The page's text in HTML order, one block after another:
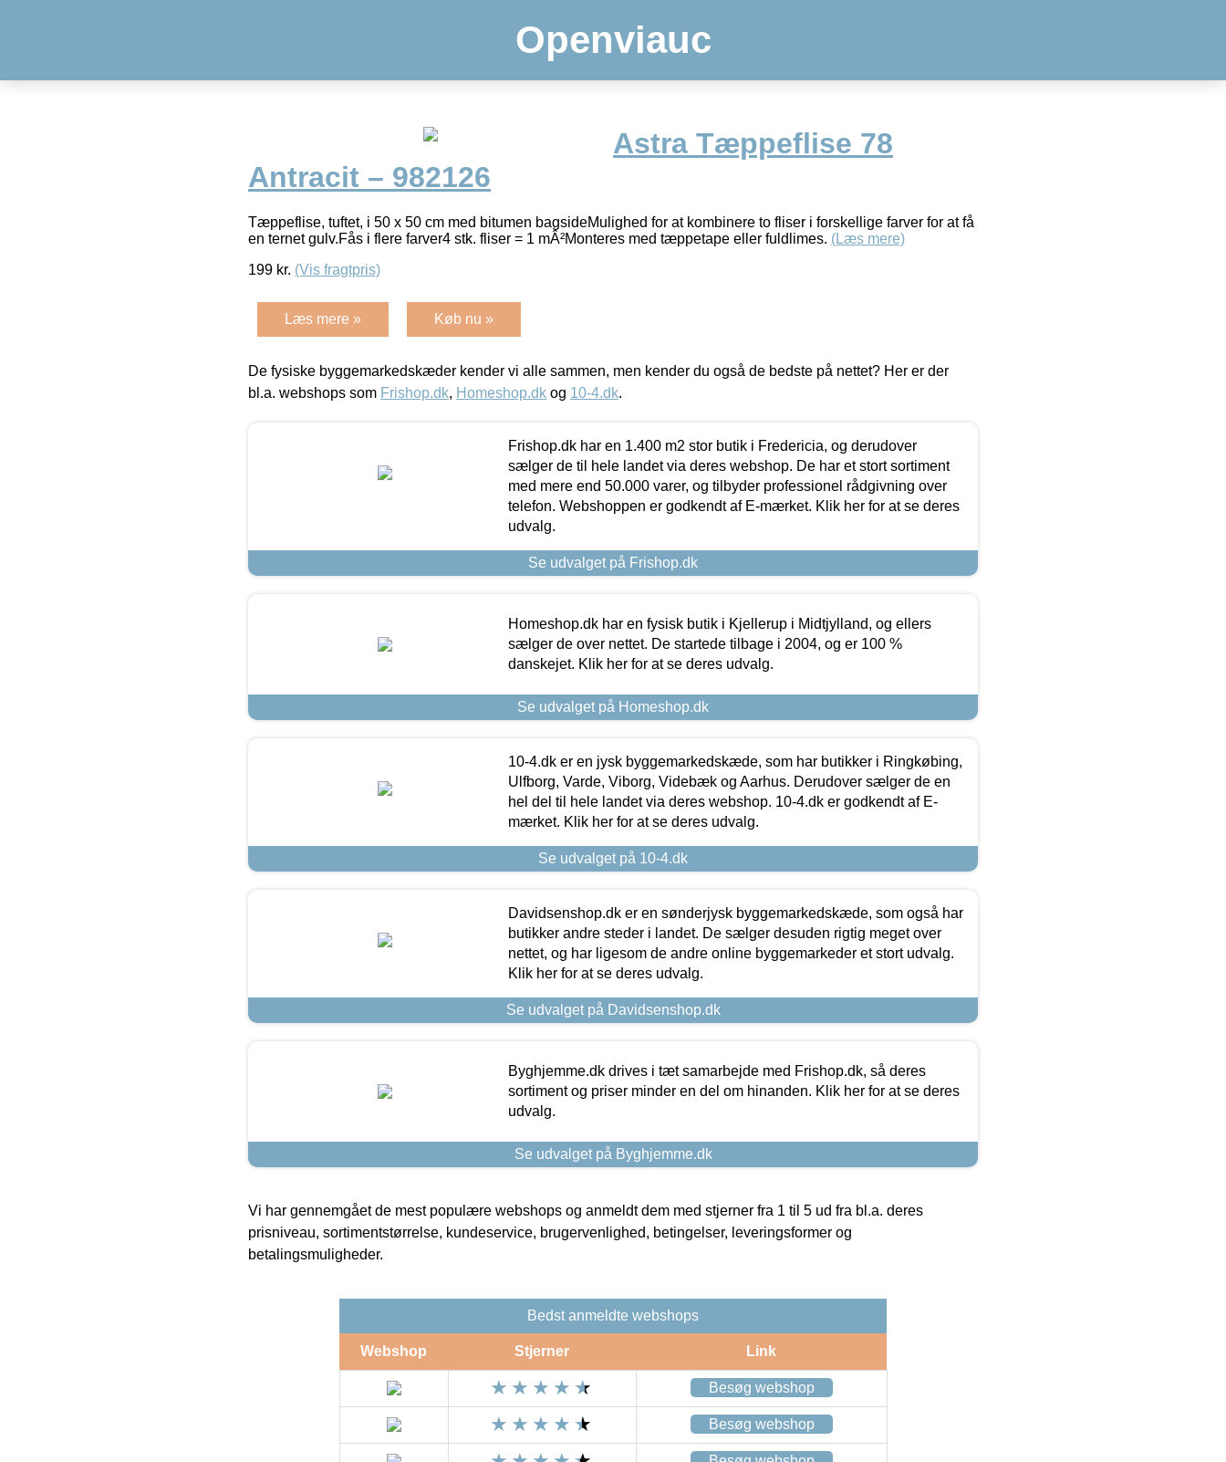
Openviauc
Astra Tæppeflise 78
Antracit – 982126
Tæppeflise, tuftet, i 50 x 50 cm med bitumen bagsideMulighed for at kombinere to fliser i forskellige farver for at få
en ternet gulv.Fås i flere farver4 stk. fliser = 1 mÂ²Monteres med tæppetape eller fuldlimes. (Læs mere)
199 kr. (Vis fragtpris)
Læs mere » Køb nu »
De fysiske byggemarkedskæder kender vi alle sammen, men kender du også de bedste på nettet? Her er der
bl.a. webshops som Frishop.dk, Homeshop.dk og 10-4.dk.
Frishop.dk har en 1.400 m2 stor butik i Fredericia, og derudover
sælger de til hele landet via deres webshop. De har et stort sortiment
med mere end 50.000 varer, og tilbyder professionel rådgivning over
telefon. Webshoppen er godkendt af E-mærket. Klik her for at se deres
udvalg.
Se udvalget på Frishop.dk
Homeshop.dk har en fysisk butik i Kjellerup i Midtjylland, og ellers
sælger de over nettet. De startede tilbage i 2004, og er 100 %
danskejet. Klik her for at se deres udvalg.
Se udvalget på Homeshop.dk
10-4.dk er en jysk byggemarkedskæde, som har butikker i Ringkøbing,
Ulfborg, Varde, Viborg, Videbæk og Aarhus. Derudover sælger de en
hel del til hele landet via deres webshop. 10-4.dk er godkendt af E-
mærket. Klik her for at se deres udvalg.
Se udvalget på 10-4.dk
Davidsenshop.dk er en sønderjysk byggemarkedskæde, som også har
butikker andre steder i landet. De sælger desuden rigtig meget over
nettet, og har ligesom de andre online byggemarkeder et stort udvalg.
Klik her for at se deres udvalg.
Se udvalget på Davidsenshop.dk
Byghjemme.dk drives i tæt samarbejde med Frishop.dk, så deres
sortiment og priser minder en del om hinanden. Klik her for at se deres
udvalg.
Se udvalget på Byghjemme.dk
Vi har gennemgået de mest populære webshops og anmeldt dem med stjerner fra 1 til 5 ud fra bl.a. deres
prisniveau, sortimentstørrelse, kundeservice, brugervenlighed, betingelser, leveringsformer og
betalingsmuligheder.
Bedst anmeldte webshops
Webshop Stjerner Link
Besøg webshop
Besøg webshop